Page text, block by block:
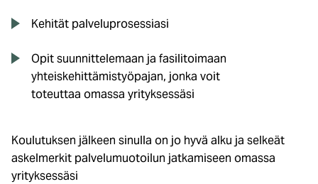
Kehität palveluprosessiasi
Opit suunnittelemaan ja fasilitoimaan
yhteiskehittämistyöpajan, jonka voit
toteuttaa omassa yrityksessäsi
Koulutuksen jälkeen sinulla on jo hyvä alku ja selkeät
askelmerkit palvelumuotoilun jatkamiseen omassa
yrityksessäsi